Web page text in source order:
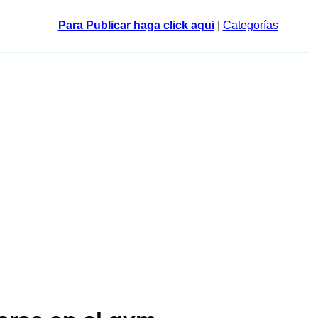
Para Publicar haga click aqui| Categorías